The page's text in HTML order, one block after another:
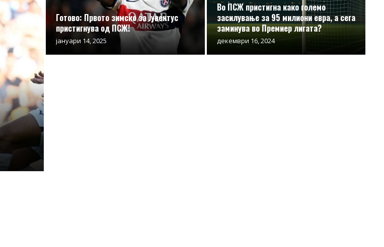
Готово: Првото зимско за Јувентус
пристигнува од ПСЖ!
јануари 14, 2025
Во ПСЖ пристигна како големо
засилување за 95 милиони евра, а сега
заминува во Премиер лигата?
декември 16, 2024